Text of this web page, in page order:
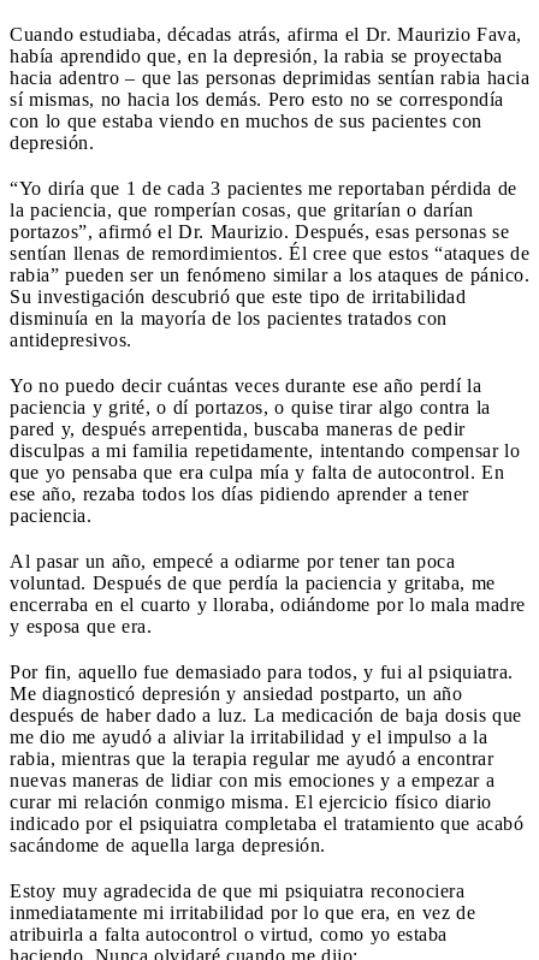
Cuando estudiaba, décadas atrás, afirma el Dr. Maurizio Fava,
había aprendido que, en la depresión, la rabia se proyectaba
hacia adentro – que las personas deprimidas sentían rabia hacia
sí mismas, no hacia los demás. Pero esto no se correspondía
con lo que estaba viendo en muchos de sus pacientes con
depresión.
“Yo diría que 1 de cada 3 pacientes me reportaban pérdida de
la paciencia, que romperían cosas, que gritarían o darían
portazos”, afirmó el Dr. Maurizio. Después, esas personas se
sentían llenas de remordimientos. Él cree que estos “ataques de
rabia” pueden ser un fenómeno similar a los ataques de pánico.
Su investigación descubrió que este tipo de irritabilidad
disminuía en la mayoría de los pacientes tratados con
antidepresivos.
Yo no puedo decir cuántas veces durante ese año perdí la
paciencia y grité, o dí portazos, o quise tirar algo contra la
pared y, después arrepentida, buscaba maneras de pedir
disculpas a mi familia repetidamente, intentando compensar lo
que yo pensaba que era culpa mía y falta de autocontrol. En
ese año, rezaba todos los días pidiendo aprender a tener
paciencia.
Al pasar un año, empecé a odiarme por tener tan poca
voluntad. Después de que perdía la paciencia y gritaba, me
encerraba en el cuarto y lloraba, odiándome por lo mala madre
y esposa que era.
Por fin, aquello fue demasiado para todos, y fui al psiquiatra.
Me diagnosticó depresión y ansiedad postparto, un año
después de haber dado a luz. La medicación de baja dosis que
me dio me ayudó a aliviar la irritabilidad y el impulso a la
rabia, mientras que la terapia regular me ayudó a encontrar
nuevas maneras de lidiar con mis emociones y a empezar a
curar mi relación conmigo misma. El ejercicio físico diario
indicado por el psiquiatra completaba el tratamiento que acabó
sacándome de aquella larga depresión.
Estoy muy agradecida de que mi psiquiatra reconociera
inmediatamente mi irritabilidad por lo que era, en vez de
atribuirla a falta autocontrol o virtud, como yo estaba
haciendo. Nunca olvidaré cuando me dijo: